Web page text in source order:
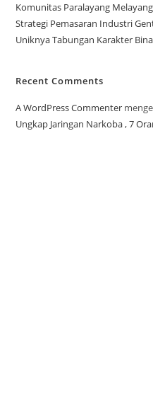
Komunitas Paralayang
Strategi Pemasaran Industri
Uniknya Tabungan Karakter
Recent Comments
A WordPress Commenter
Ungkap Jaringan Narkoba , 7